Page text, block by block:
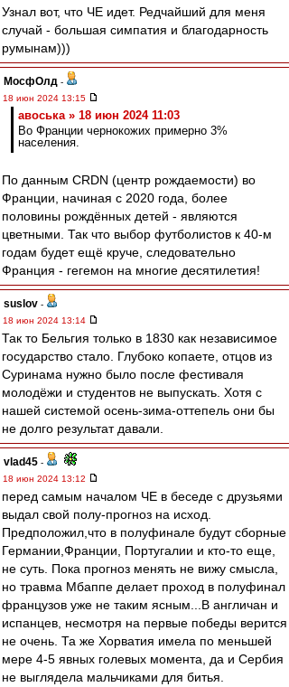
Узнал вот, что ЧЕ идет. Редчайший для меня
случай - большая симпатия и благодарность
румынам)))
МосфОлд -
18 июн 2024 13:15
авоська » 18 июн 2024 11:03
Во Франции чернокожих примерно 3%
населения.
По данным CRDN (центр рождаемости) во
Франции, начиная с 2020 года, более
половины рождённых детей - являются
цветными. Так что выбор футболистов к 40-м
годам будет ещё круче, следовательно
Франция - гегемон на многие десятилетия!
suslov -
18 июн 2024 13:14
Так то Бельгия только в 1830 как независимое
государство стало. Глубоко копаете, отцов из
Суринама нужно было после фестиваля
молодёжи и студентов не выпускать. Хотя с
нашей системой осень-зима-оттепель они бы
не долго результат давали.
vlad45 -
18 июн 2024 13:12
перед самым началом ЧЕ в беседе с друзьями
выдал свой полу-прогноз на исход.
Предположил,что в полуфинале будут сборные
Германии,Франции, Португалии и кто-то еще,
не суть. Пока прогноз менять не вижу смысла,
но травма Мбаппе делает проход в полуфинал
французов уже не таким ясным...В англичан и
испанцев, несмотря на первые победы верится
не очень. Та же Хорватия имела по меньшей
мере 4-5 явных голевых момента, да и Сербия
не выглядела мальчиками для битья.